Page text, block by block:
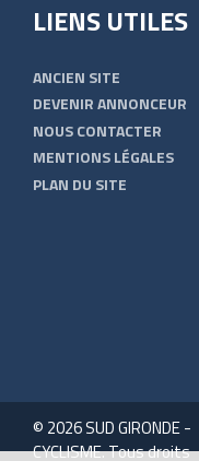
LIENS UTILES
ANCIEN SITE
DEVENIR ANNONCEUR
NOUS CONTACTER
MENTIONS LÉGALES
PLAN DU SITE
© 2026 SUD GIRONDE -
CYCLISME. Tous droits